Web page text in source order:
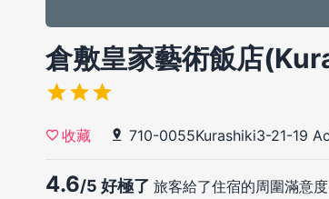
倉敷皇家藝術飯店
收藏 710-0055Kurashiki3-21-19
4.6/5 好極了 旅客給了住宿的周圍滿意